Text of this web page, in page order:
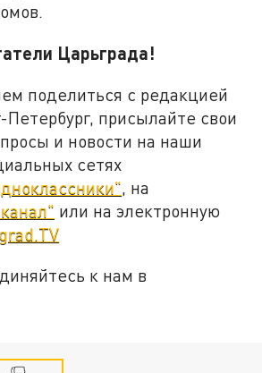
Царьграда!
поделиться с редакцией
Петербург, присылайте свои
и новости на наши
сетях
, на
или на электронную
к нам в